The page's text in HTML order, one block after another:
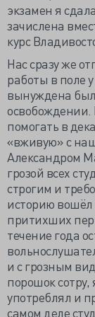
экзамен я
зачислена
курс
Нас сразу же
работы в поле
вынуждена
освобождении.
помогать в
«вживую» с
Александром
грозой всех
строгим и
историю
притихших
течение года
и с грозным
порошок
употреблял и
самом деле